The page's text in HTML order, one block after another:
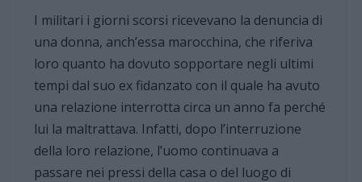
I militari i giorni scorsi ricevevano la denuncia di
una donna, anch’essa marocchina, che riferiva
loro quanto ha dovuto sopportare negli ultimi
tempi dal suo ex fidanzato con il quale ha avuto
una relazione interrotta circa un anno fa perché
lui la maltrattava. Infatti, dopo l’interruzione
della loro relazione, l’uomo continuava a
passare nei pressi della casa o del luogo di